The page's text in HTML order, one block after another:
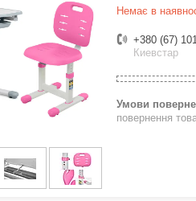
Немає в
+380 (67)
Киевстар
повернення